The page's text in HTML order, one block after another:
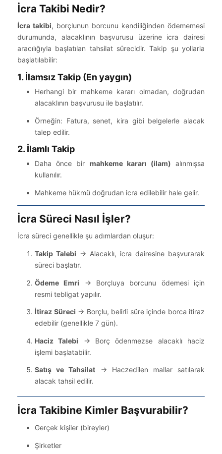
İcra Takibi Nedir?
İcra takibi, borçlunun borcunu kendiliğinden ödememesi
durumunda, alacaklının başvurusu üzerine icra dairesi
aracılığıyla başlatılan tahsilat sürecidir. Takip şu yollarla
başlatılabilir:
1. İlamsız Takip (En yaygın)
Herhangi bir mahkeme kararı olmadan, doğrudan
alacaklının başvurusu ile başlatılır.
Örneğin: Fatura, senet, kira gibi belgelerle alacak
talep edilir.
2. İlamlı Takip
Daha önce bir mahkeme kararı (ilam) alınmışsa
kullanılır.
Mahkeme hükmü doğrudan icra edilebilir hale gelir.
İcra Süreci Nasıl İşler?
İcra süreci genellikle şu adımlardan oluşur:
Takip Talebi → Alacaklı, icra dairesine başvurarak
süreci başlatır.
Ödeme Emri → Borçluya borcunu ödemesi için
resmi tebligat yapılır.
İtiraz Süreci → Borçlu, belirli süre içinde borca itiraz
edebilir (genellikle 7 gün).
Haciz Talebi → Borç ödenmezse alacaklı haciz
işlemi başlatabilir.
Satış ve Tahsilat → Haczedilen mallar satılarak
alacak tahsil edilir.
İcra Takibine Kimler Başvurabilir?
Gerçek kişiler (bireyler)
Şirketler